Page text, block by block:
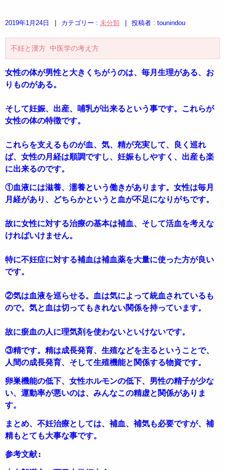
2019年1月24日 カテゴリー : 未分類 投稿者 : tounindou
不妊と漢方 中医学の考え方
女性の体が男性と大きくちがうのは、毎月生理がある、お
りものがある。
そして妊娠、出産、哺乳が出来るという事です。これらが
女性の体の特徴です。
これらを支えるものが血、気、精が充実して、良く巡れ
ば、女性の月経は順調ですし、妊娠もしやすく、出産も楽
に出来るのです。
①血液には滋養、濡養という働きがあります。女性は毎月
月経があり、どちらかというと血が不足になりがちです。
故に女性に対する治療の基本は補血、そして活血を考えな
ければいけません。
特に不妊症に対する補血は補血薬を大量に使った方が良い
です。
②気は血液を巡らせる。血は気によって統血されているも
ので。気と血は切ってもきれない関係を持っています。
故に瘀血の人に理気剤を使わないといけないです。
③精です。精は成長発育、生殖などを主るということで、
人間の成長発育、そして生殖機能と関係する物資です。
卵巣機能の低下、女性ホルモンの低下、男性の精子が少な
い、運動率が悪いのは、みんなこの精虚と関係がありま
す。
まとめ、不妊治療としては、補血、補気も必要ですが、補
精もとても大事な事です。
参考文献: